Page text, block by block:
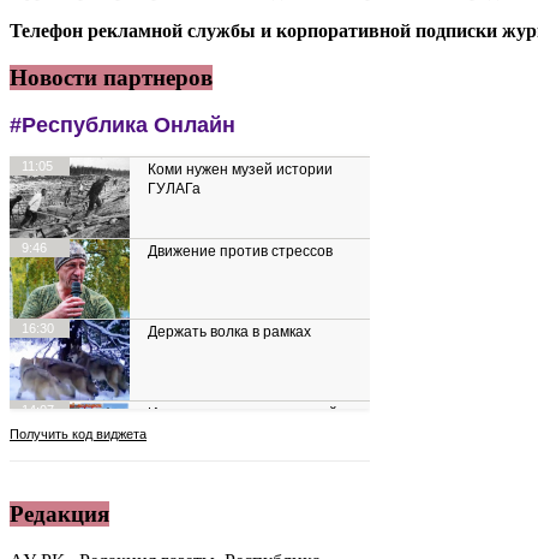
Телефон рекламной службы и корпоративной подписки
Новости партнеров
Редакция